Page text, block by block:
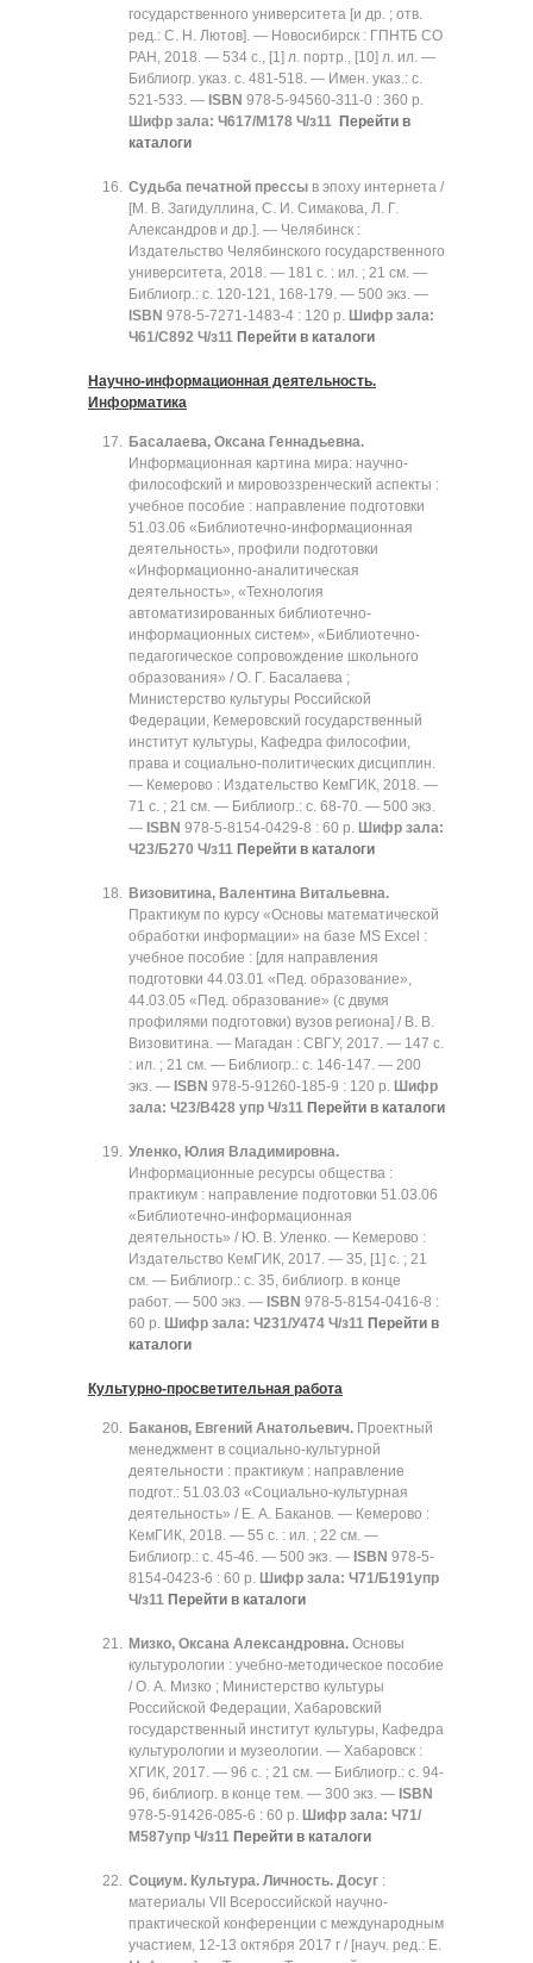
государственного университета [и др. ; отв.
ред.: С. Н. Лютов]. — Новосибирск : ГПНТБ СО
РАН, 2018. — 534 с., [1] л. портр., [10] л. ил. —
Библиогр. указ. с. 481-518. — Имен. указ.: с.
521-533. — ISBN 978-5-94560-311-0 : 360 р.
Шифр зала: Ч617/М178 Ч/з11 Перейти в
каталоги
Судьба печатной прессы в эпоху интернета /
[М. В. Загидуллина, С. И. Симакова, Л. Г.
Александров и др.]. — Челябинск :
Издательство Челябинского государственного
университета, 2018. — 181 с. : ил. ; 21 см. —
Библиогр.: с. 120-121, 168-179. — 500 экз. —
ISBN 978-5-7271-1483-4 : 120 р. Шифр зала:
Ч61/С892 Ч/з11 Перейти в каталоги
Научно-информационная деятельность.
Информатика
Басалаева, Оксана Геннадьевна.
Информационная картина мира: научно-
философский и мировоззренческий аспекты :
учебное пособие : направление подготовки
51.03.06 «Библиотечно-информационная
деятельность», профили подготовки
«Информационно-аналитическая
деятельность», «Технология
автоматизированных библиотечно-
информационных систем», «Библиотечно-
педагогическое сопровождение школьного
образования» / О. Г. Басалаева ;
Министерство культуры Российской
Федерации, Кемеровский государственный
институт культуры, Кафедра философии,
права и социально-политических дисциплин.
— Кемерово : Издательство КемГИК, 2018. —
71 с. ; 21 см. — Библиогр.: с. 68-70. — 500 экз.
— ISBN 978-5-8154-0429-8 : 60 р. Шифр зала:
Ч23/Б270 Ч/з11 Перейти в каталоги
Визовитина, Валентина Витальевна.
Практикум по курсу «Основы математической
обработки информации» на базе MS Excel :
учебное пособие : [для направления
подготовки 44.03.01 «Пед. образование»,
44.03.05 «Пед. образование» (с двумя
профилями подготовки) вузов региона] / В. В.
Визовитина. — Магадан : СВГУ, 2017. — 147 с.
: ил. ; 21 см. — Библиогр.: с. 146-147. — 200
экз. — ISBN 978-5-91260-185-9 : 120 р. Шифр
зала: Ч23/В428 упр Ч/з11 Перейти в каталоги
Уленко, Юлия Владимировна.
Информационные ресурсы общества :
практикум : направление подготовки 51.03.06
«Библиотечно-информационная
деятельность» / Ю. В. Уленко. — Кемерово :
Издательство КемГИК, 2017. — 35, [1] с. ; 21
см. — Библиогр.: с. 35, библиогр. в конце
работ. — 500 экз. — ISBN 978-5-8154-0416-8 :
60 р. Шифр зала: Ч231/У474 Ч/з11 Перейти в
каталоги
Культурно-просветительная работа
Баканов, Евгений Анатольевич. Проектный
менеджмент в социально-культурной
деятельности : практикум : направление
подгот.: 51.03.03 «Социально-культурная
деятельность» / Е. А. Баканов. — Кемерово :
КемГИК, 2018. — 55 с. : ил. ; 22 см. —
Библиогр.: с. 45-46. — 500 экз. — ISBN 978-5-
8154-0423-6 : 60 р. Шифр зала: Ч71/Б191упр
Ч/з11 Перейти в каталоги
Мизко, Оксана Александровна. Основы
культурологии : учебно-методическое пособие
/ О. А. Мизко ; Министерство культуры
Российской Федерации, Хабаровский
государственный институт культуры, Кафедра
культурологии и музеологии. — Хабаровск :
ХГИК, 2017. — 96 с. ; 21 см. — Библиогр.: с. 94-
96, библиогр. в конце тем. — 300 экз. — ISBN
978-5-91426-085-6 : 60 р. Шифр зала: Ч71/
М587упр Ч/з11 Перейти в каталоги
Социум. Культура. Личность. Досуг :
материалы VII Всероссийской научно-
практической конференции с международным
участием, 12-13 октября 2017 г / [науч. ред.: Е.